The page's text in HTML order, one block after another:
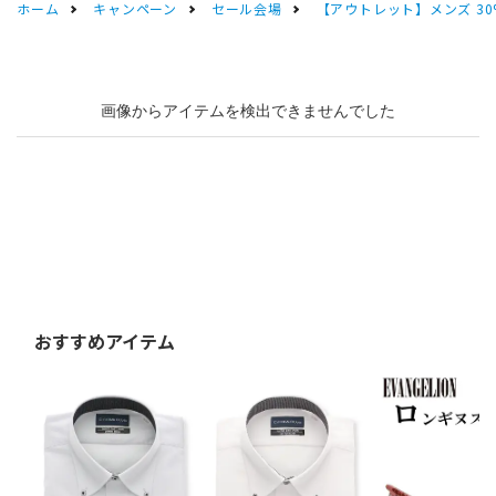
ホーム キャンペーン セール会場 【アウトレット】メンズ